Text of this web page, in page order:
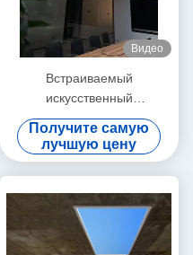
Видео
Встраиваемый
искусственный
светодиодный светильник
дневного света белого
цвета, 12 кг, для
коммерческого
использования
Получите самую
лучшую цену